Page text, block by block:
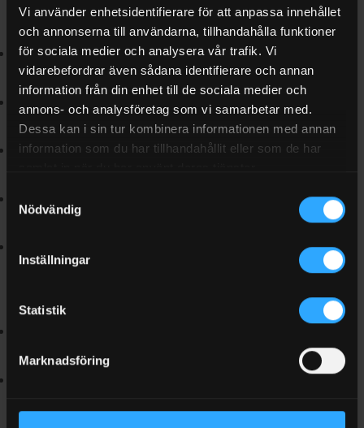
Vi använder enhetsidentifierare för att anpassa innehållet
och annonserna till användarna, tillhandahålla funktioner
för sociala medier och analysera vår trafik. Vi
vidarebefordrar även sådana identifierare och annan
information från din enhet till de sociala medier och
annons- och analysföretag som vi samarbetar med.
Dessa kan i sin tur kombinera informationen med annan
information som du har tillhandahållit eller som de har
Nödvändig
Inställningar
Statistik
Marknadsföring
Frakt
Fraktkostnaden är en fast avgift baserad på varans storlek
och visas i varukorgen innan utcheckning.
Vi skickar över hela Sverige med DHL, Schenker, DSV,
Bussgods och Linjegods.
Transportör och frakttjänst väljs efter vikt, storlek och
spårningslänk.
Du kan även välja hämtning i vårt lager i Östersund. Vi
mejlar när varorna är redo för upphämtning.
Betalning